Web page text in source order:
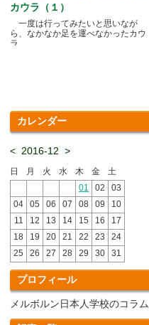
カウラ（１）
一度は行ってみたいと思いなが
ら、なかなか足を運べなかったカウ
ラ.....
カレンダー
< 2016-12 >
日 月 火 水 木 金
土
01
02
03
04
05 06 07 08 09
10
11
12 13 14 15 16
17
18
19 20 21 22 23
24
25
26 27 28 29 30 31
プロフィール
メルボルン日本人学校のコラム